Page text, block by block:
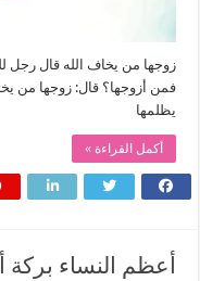
زوجها من يخاف الله قال
فمن أزوجها؟ قال: زوجها من
يظلمها
أكمل القراءة »
أعظم النساء